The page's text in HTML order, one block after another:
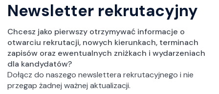
Newsletter rekrutacyjny
Chcesz jako pierwszy otrzymywać informacje o
otwarciu rekrutacji, nowych kierunkach, terminach
zapisów oraz ewentualnych zniżkach i wydarzeniach
dla kandydatów?
Dołącz do naszego newslettera rekrutacyjnego i nie
przegap żadnej ważnej aktualizacji.